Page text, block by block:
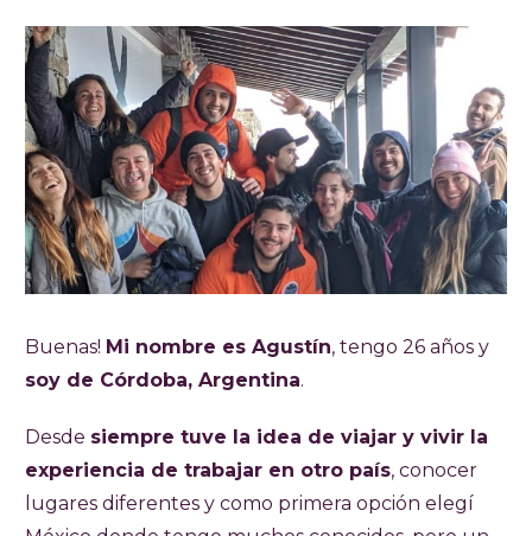
Buenas! Mi nombre es Agustín, tengo 26 años y
soy de Córdoba, Argentina.
Desde siempre tuve la idea de viajar y vivir la
experiencia de trabajar en otro país, conocer
lugares diferentes y como primera opción elegí